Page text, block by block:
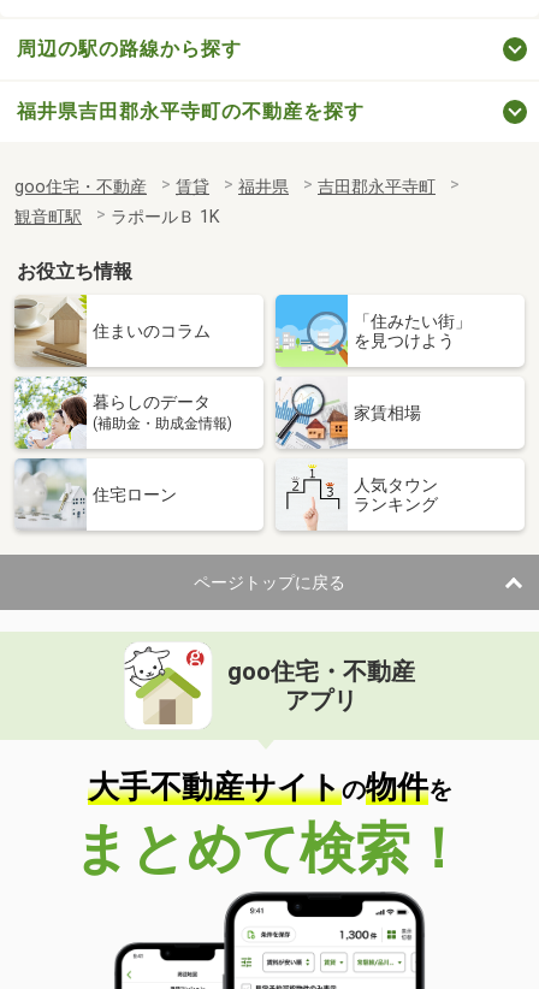
周辺の駅の路線から探す
福井県吉田郡永平寺町の不動産を探す
goo住宅・不動産 賃貸 福井県
吉田郡永平寺町
観音町駅
ラポールＢ 1K
お役立ち情報
住まいのコラム
「住みたい街」
を見つけよう
暮らしのデータ
(補助金・助成金情報)
家賃相場
住宅ローン
人気タウン
ランキング
ページトップに戻る
goo住宅・不動産
アプリ
大手不動産サイトの物件を
まとめて検索！